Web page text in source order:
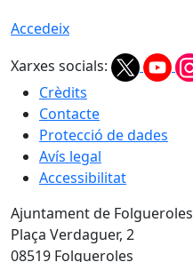
Accedeix
Xarxes socials:
Crèdits
Contacte
Protecció de dades
Avís legal
Accessibilitat
Ajuntament de Folgueroles
Plaça Verdaguer, 2
08519 Folgueroles